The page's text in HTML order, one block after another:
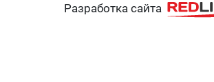
Разработка сайта